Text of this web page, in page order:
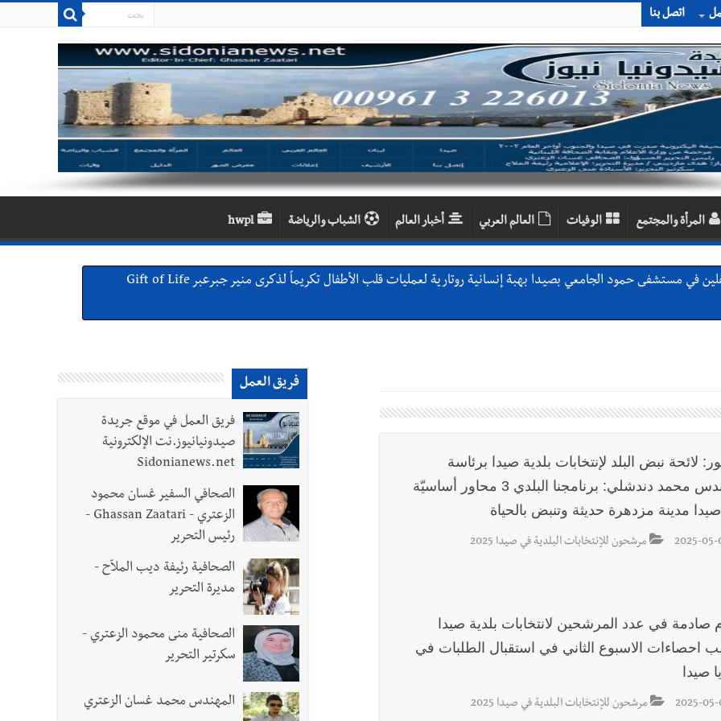
اتصل بنا
المرأة والمجتمع الوفيات العالم العربي أخبار العالم الشباب والرياضة hwpl
بالصور : من القلب إلى القلب : إنقاذ حياة طفلين في مستشفى حمود الجامعي بصيدا بهبة إنسانية روتارية لعمليات قلب الأطفال تكريماً لذكرى منير جبرعبر Gift of Life
خاص تحية من صيدا إلى الفنان المبدع الراحل زياد الرحباني: |إحتفالية تكريمية في مركز معروف سعد الثقافي برعاية شركة
قراءات ومستجدات ومواقف في لبنان والمنطقة - الإثنين 10-8-2026: إضراب في القطاع العام ؟ | هل يقاطع لبنان جولة المفاوضات الثامنة؟ | موفد أميركي مهمّ إلى بيروت ؟
8-2026
لمشتركي مشاريع الري حتى 28 كانون الأول 2026
8-8-2026
لائحة نبض البلد لإنتخابات بلدية صيدا برئاسة
المهندس محمد دندشلي: برنامجنا البلدي 3 محاور أساسيّة
مدينة مزدهرة حديثة وتنبض بالحياة
2025-05- مرشحون للإنتخابات البلدية في صيدا 2025
صادمة في عدد المرشحين لانتخابات بلدية صيدا
احصاءات الاسبوع الثاني في استقبال الطلبات في
صيدا
2025-05- مرشحون للإنتخابات البلدية في صيدا 2025
فريق العمل
فريق العمل في موقع جريدة
صيدونيانيوز.نت الإلكترونية
Sidonianews.net
الصحافي السفير غسان محمود
الزعتري - Ghassan Zaatari -
رئيس التحرير
الصحافية رئيفة ديب الملاّح -
مديرة التحرير
الصحافية منى محمود الزعتري -
سكرتير التحرير
المهندس محمد غسان الزعتري